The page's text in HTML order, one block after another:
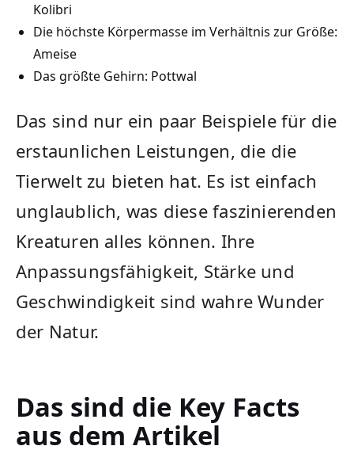
‌Kolibri
Die ⁢höchste Körpermasse im Verhältnis zur Größe:
Ameise
Das größte Gehirn: Pottwal
Das sind nur ein paar‌ Beispiele für die
erstaunlichen⁢ Leistungen, die ⁣die
Tierwelt zu bieten ‌hat. Es ist einfach
unglaublich, was diese faszinierenden
Kreaturen alles können. ⁤Ihre
Anpassungsfähigkeit, Stärke und
Geschwindigkeit ⁣sind wahre Wunder
der Natur.
Das sind die ⁤Key Facts
aus dem‌ Artikel